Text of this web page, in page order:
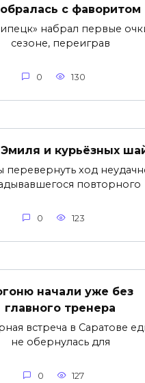
с фаворитом
набрал первые
сезоне, переиграв
0 130
и курьёзных
перевернуть ход
повторного
0 123
начали уже без
главного тренера
встреча в Саратове
не обернулась для
0 127